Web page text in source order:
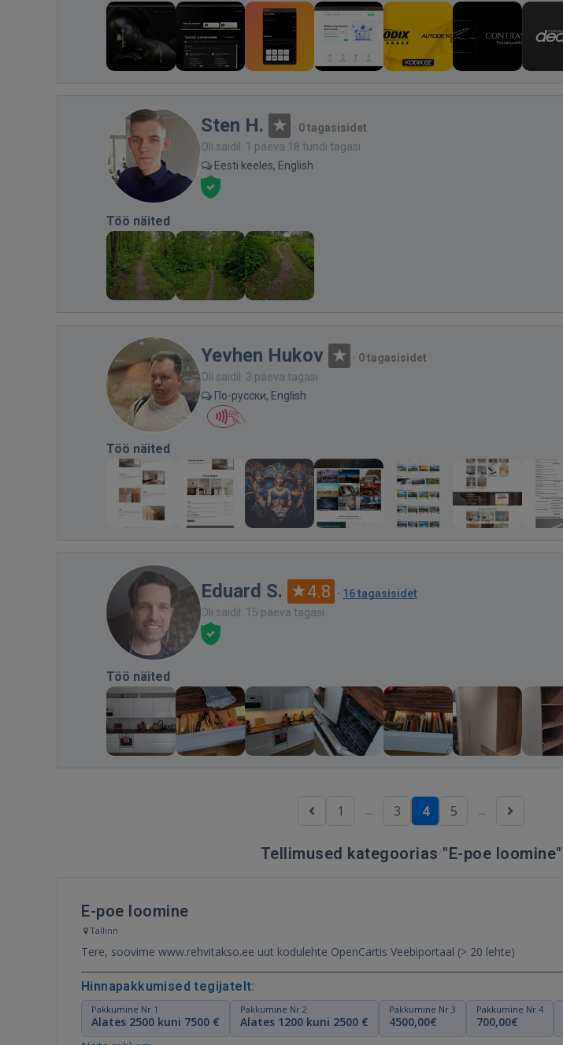
Sten H. · 0 tagasisidet
Oli saidil: 1 päeva 18 tundi tagasi
Eesti keeles, English
Töö näited
Yevhen Hukov · 0 tagasisidet
Oli saidil: 3 päeva tagasi
По-русски, English
Töö näited
Eduard S. 4.8 · 16 tagasisidet
Oli saidil: 15 päeva tagasi
Töö näited
1 ... 3 4 5 ...
Tellimused kategoorias "E-poe loomine"
E-poe loomine
Tallinn
Tere, soovime www.rehvitakso.ee uut kodulehte OpenCartis Veebiportaal (> 20 lehte)
Hinnapakkumised tegijatelt:
Pakkumine Nr 1
Alates 2500 kuni 7500 €
Pakkumine Nr 2
Alates 1200 kuni 2500 €
Pakkumine Nr 3
4500,00€
Pakkumine Nr 4
700,00€